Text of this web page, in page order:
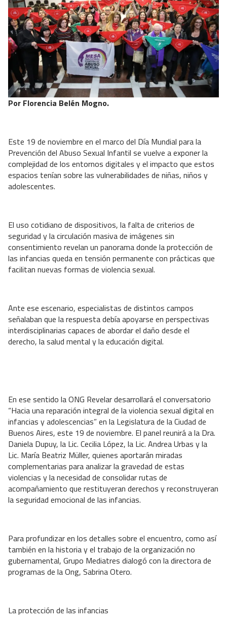
Por Florencia Belén Mogno.
Este 19 de noviembre en el marco del Día Mundial para la
Prevención del Abuso Sexual Infantil se vuelve a exponer la
complejidad de los entornos digitales y el impacto que estos
espacios tenían sobre las vulnerabilidades de niñas, niños y
adolescentes.
El uso cotidiano de dispositivos, la falta de criterios de
seguridad y la circulación masiva de imágenes sin
consentimiento revelan un panorama donde la protección de
las infancias queda en tensión permanente con prácticas que
facilitan nuevas formas de violencia sexual.
Ante ese escenario, especialistas de distintos campos
señalaban que la respuesta debía apoyarse en perspectivas
interdisciplinarias capaces de abordar el daño desde el
derecho, la salud mental y la educación digital.
En ese sentido la ONG Revelar desarrollará el conversatorio
“Hacia una reparación integral de la violencia sexual digital en
infancias y adolescencias” en la Legislatura de la Ciudad de
Buenos Aires, este 19 de noviembre. El panel reunirá a la Dra.
Daniela Dupuy, la Lic. Cecilia López, la Lic. Andrea Urbas y la
Lic. María Beatriz Müller, quienes aportarán miradas
complementarias para analizar la gravedad de estas
violencias y la necesidad de consolidar rutas de
acompañamiento que restituyeran derechos y reconstruyeran
la seguridad emocional de las infancias.
Para profundizar en los detalles sobre el encuentro, como así
también en la historia y el trabajo de la organización no
gubernamental, Grupo Mediatres dialogó con la directora de
programas de la Ong, Sabrina Otero.
La protección de las infancias